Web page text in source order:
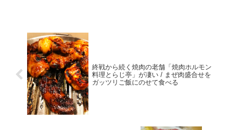
終戦から続く焼肉の老舗「焼肉ホルモン
料理とらじ亭」が凄い / まぜ肉盛合せを
ガッツリご飯にのせて食べる